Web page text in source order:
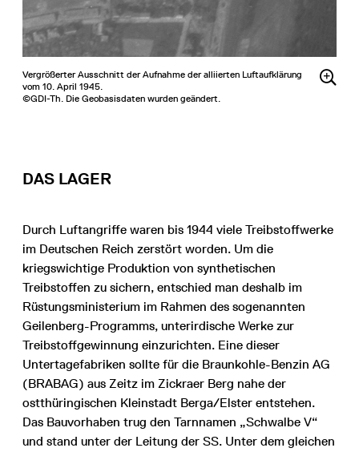
Vergrößerter Ausschnitt der Aufnahme der alliierten Luftaufklärung
vom 10. April 1945.
©GDI-Th. Die Geobasisdaten wurden geändert.
DAS LAGER
Durch Luftangriffe waren bis 1944 viele Treibstoffwerke
im Deutschen Reich zerstört worden. Um die
kriegswichtige Produktion von synthetischen
Treibstoffen zu sichern, entschied man deshalb im
Rüstungsministerium im Rahmen des sogenannten
Geilenberg-Programms, unterirdische Werke zur
Treibstoffgewinnung einzurichten. Eine dieser
Untertagefabriken sollte für die Braunkohle-Benzin AG
(BRABAG) aus Zeitz im Zickraer Berg nahe der
ostthüringischen Kleinstadt Berga/Elster entstehen.
Das Bauvorhaben trug den Tarnnamen „Schwalbe V“
und stand unter der Leitung der SS. Unter dem gleichen